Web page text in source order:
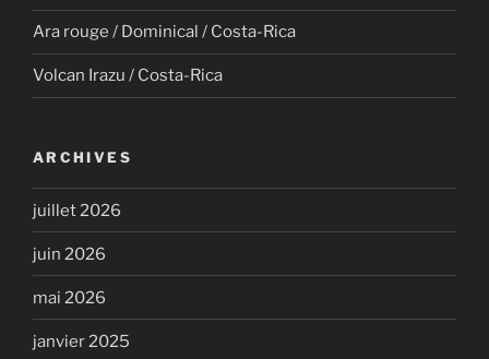
Ara rouge / Dominical / Costa-Rica
Volcan Irazu / Costa-Rica
ARCHIVES
juillet 2026
juin 2026
mai 2026
janvier 2025